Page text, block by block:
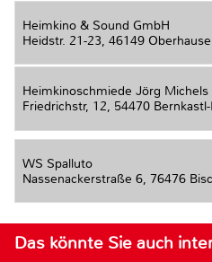
Heimkino & Sound GmbH
Heidstr. 21-23, 46149
Heimkinoschmiede Jörg Michels
Friedrichstr, 12, 54470
WS Spalluto
Nassenackerstraße 6, 76476
Das könnte Sie auch